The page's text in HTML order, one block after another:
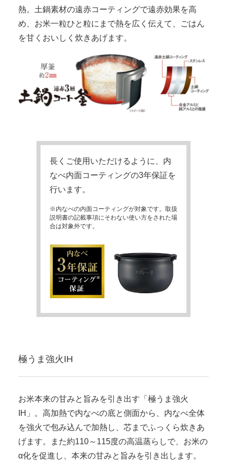
熱。土鍋素材の遠赤コーティングで遠赤効果を高
め、お米一粒ひと粒にまで熱を広く伝えて、ごはん
を甘くおいしく炊きあげます。
長くご使用いただけるように、内
なべ内面コーティングの3年保証を
行います。
※内なべの内面コーティングが対象です。取扱
説明書の記載事項にそわない使い方をされた場
合は対象外です。
極うま強火IH
お米本来の甘みと旨みを引き出す「極うま強火
IH」。高加熱で内なべの底と側面から、内なべ全体
を強火で包み込んで加熱し、芯までふっくら炊きあ
げます。また約110～115度の高温蒸らしで、お米の
α化を促進し、本来の甘みと旨みを引き出します。